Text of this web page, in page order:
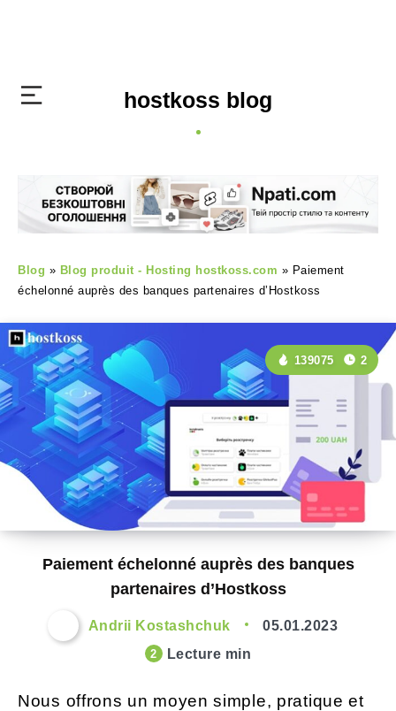
hostkoss blog
Blog » Blog produit - Hosting hostkoss.com » Paiement
échelonné auprès des banques partenaires d’Hostkoss
Paiement échelonné auprès des banques
partenaires d’Hostkoss
139075 2
Andrii Kostashchuk 05.01.2023
2 Lecture min
Nous offrons un moyen simple, pratique et